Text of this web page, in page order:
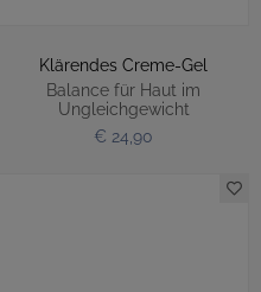
Klärendes Creme-Gel
Balance für Haut im
Ungleichgewicht
€ 24,90